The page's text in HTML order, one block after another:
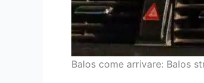
Balos come arrivare: Balos